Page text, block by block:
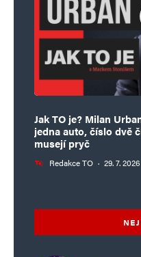
Jak TO je? Milan
jedna auto, číslo dvě
musejí pryč
Redakce TO · 29. 7. 2026